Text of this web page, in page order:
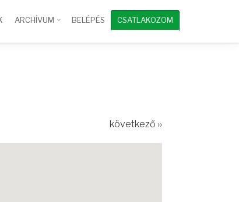
ARCHÍVUM BELÉPÉS CSATLAKOZOM
következő ››